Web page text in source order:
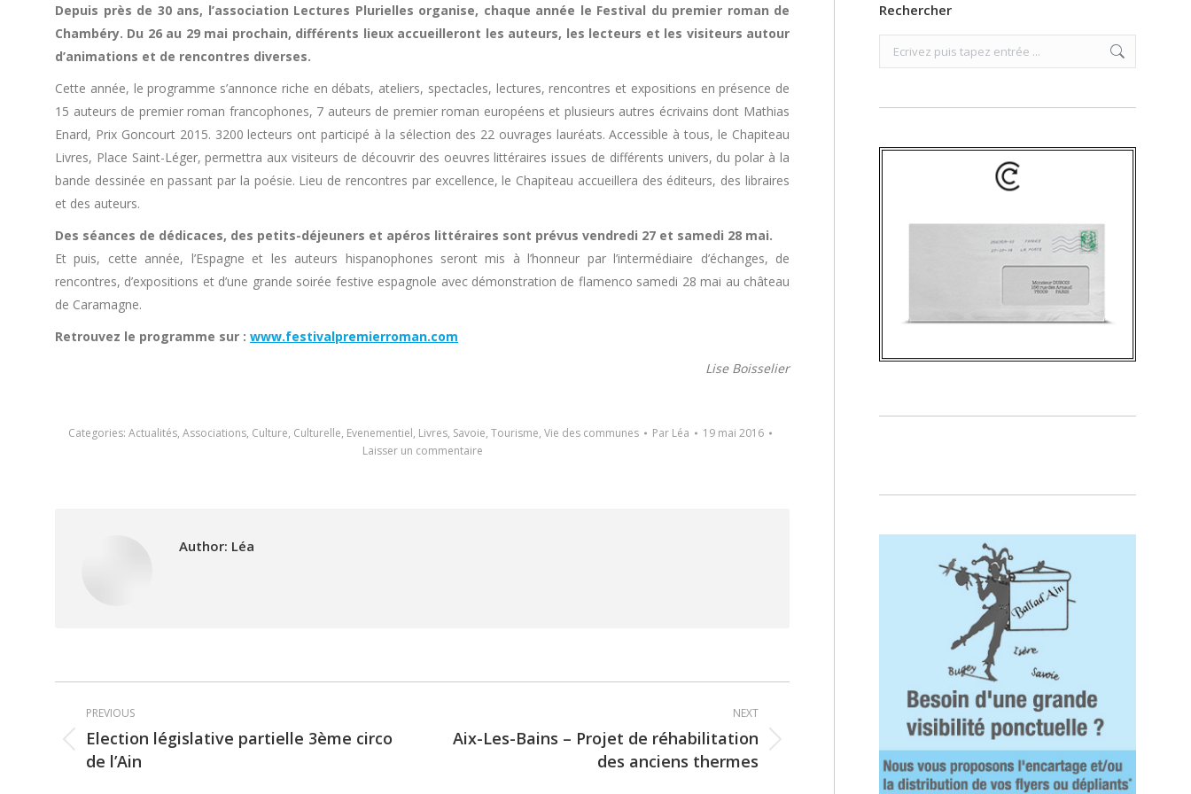
Depuis près de 30 ans, l’association Lectures Plurielles organise, chaque année le Festival du premier roman de
Chambéry. Du 26 au 29 mai prochain, différents lieux accueilleront les auteurs, les lecteurs et les visiteurs autour
d’animations et de rencontres diverses.
Cette année, le programme s’annonce riche en débats, ateliers, spectacles, lectures, rencontres et expositions en présence de
15 auteurs de premier roman francophones, 7 auteurs de premier roman européens et plusieurs autres écrivains dont Mathias
Enard, Prix Goncourt 2015. 3200 lecteurs ont participé à la sélection des 22 ouvrages lauréats. Accessible à tous, le Chapiteau
Livres, Place Saint-Léger, permettra aux visiteurs de découvrir des oeuvres littéraires issues de différents univers, du polar à la
bande dessinée en passant par la poésie. Lieu de rencontres par excellence, le Chapiteau accueillera des éditeurs, des libraires
et des auteurs.
Des séances de dédicaces, des petits-déjeuners et apéros littéraires sont prévus vendredi 27 et samedi 28 mai.
Et puis, cette année, l’Espagne et les auteurs hispanophones seront mis à l’honneur par l’intermédiaire d’échanges, de
rencontres, d’expositions et d’une grande soirée festive espagnole avec démonstration de flamenco samedi 28 mai au château
de Caramagne.
Retrouvez le programme sur : www.festivalpremierroman.com
Lise Boisselier
Categories: Actualités, Associations, Culture, Culturelle, Evenementiel, Livres, Savoie, Tourisme, Vie des communes Par Léa
19 mai 2016
Laisser un commentaire
Author: Léa
Post
navigation
PREVIOUS
Previous
post:
Election législative partielle 3ème circo
de l’Ain
NEXT
Next
Aix-Les-Bains – Projet de réhabilitation
des anciens thermes
Rechercher
Search: